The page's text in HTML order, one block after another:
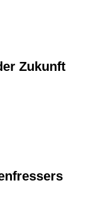
Zukunft